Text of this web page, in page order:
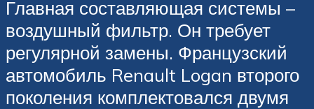
Главная составляющая системы –
воздушный фильтр. Он требует
регулярной замены. Французский
автомобиль Renault Logan второго
поколения комплектовался двумя